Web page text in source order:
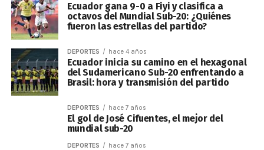
Ecuador gana 9-0 a Fiyi y clasifica a
octavos del Mundial Sub-20: ¿Quiénes
fueron las estrellas del partido?
DEPORTES hace 4 años
Ecuador inicia su camino en el hexagonal
del Sudamericano Sub-20 enfrentando a
Brasil: hora y transmisión del partido
DEPORTES hace 7 años
El gol de José Cifuentes, el mejor del
mundial sub-20
DEPORTES hace 7 años